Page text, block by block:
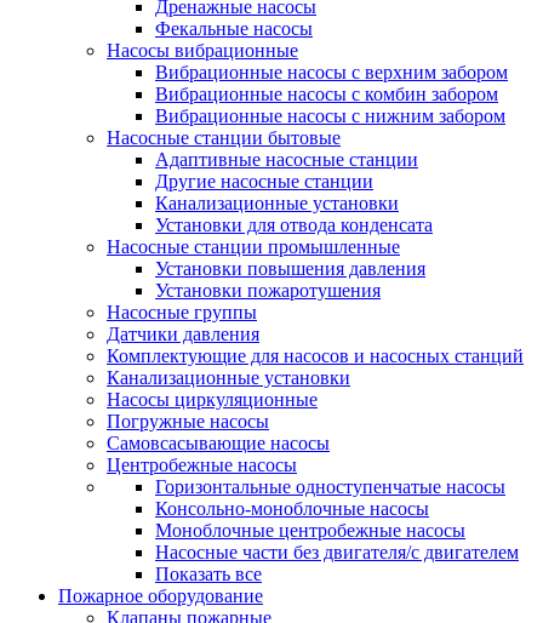
Дренажные насосы
Фекальные насосы
Насосы вибрационные
Вибрационные насосы с верхним забором
Вибрационные насосы с комбин забором
Вибрационные насосы с нижним забором
Насосные станции бытовые
Адаптивные насосные станции
Другие насосные станции
Канализационные установки
Установки для отвода конденсата
Насосные станции промышленные
Установки повышения давления
Установки пожаротушения
Насосные группы
Датчики давления
Комплектующие для насосов и насосных станций
Канализационные установки
Насосы циркуляционные
Погружные насосы
Самовсасывающие насосы
Центробежные насосы
Горизонтальные одноступенчатые насосы
Консольно-моноблочные насосы
Моноблочные центробежные насосы
Насосные части без двигателя/с двигателем
Показать все
Пожарное оборудование
Клапаны пожарные